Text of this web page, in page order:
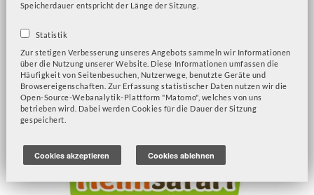
Heimsafari
Speicherdauer entspricht der Länge der Sitzung.
Statistik
Zur stetigen Verbesserung unseres Angebots sammeln wir Informationen
über die Nutzung unserer Website. Diese Informationen umfassen die
Häufigkeit von Seitenbesuchen, Nutzerwege, benutzte Geräte und
Browsereigenschaften. Zur Erfassung statistischer Daten nutzen wir die
Open-Source-Webanalytik-Plattform "Matomo", welches von uns
betrieben wird. Dabei werden Cookies für die Dauer der Sitzung
gespeichert.
Cookies akzeptieren Cookies ablehnen